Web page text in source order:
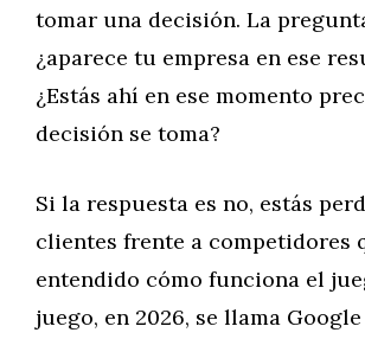
tomar una decisión. La
¿aparece tu empresa en ese
¿Estás ahí en ese momento
decisión se toma?
Si la respuesta es no, estás
clientes frente a competidores
entendido cómo funciona el
juego, en 2026, se llama Google